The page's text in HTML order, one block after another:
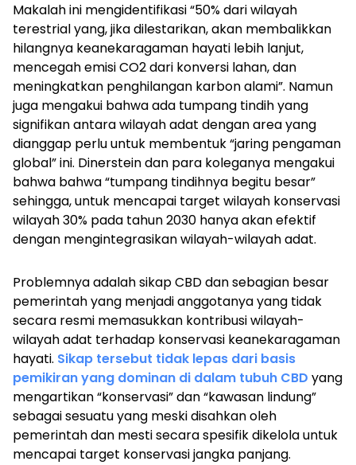
Makalah ini mengidentifikasi “50% dari wilayah
terestrial yang, jika dilestarikan, akan membalikkan
hilangnya keanekaragaman hayati lebih lanjut,
mencegah emisi CO2 dari konversi lahan, dan
meningkatkan penghilangan karbon alami”. Namun
juga mengakui bahwa ada tumpang tindih yang
signifikan antara wilayah adat dengan area yang
dianggap perlu untuk membentuk “jaring pengaman
global” ini. Dinerstein dan para koleganya mengakui
bahwa bahwa “tumpang tindihnya begitu besar”
sehingga, untuk mencapai target wilayah konservasi
wilayah 30% pada tahun 2030 hanya akan efektif
dengan mengintegrasikan wilayah-wilayah adat.
Problemnya adalah sikap CBD dan sebagian besar
pemerintah yang menjadi anggotanya yang tidak
secara resmi memasukkan kontribusi wilayah-
wilayah adat terhadap konservasi keanekaragaman
hayati. Sikap tersebut tidak lepas dari basis
pemikiran yang dominan di dalam tubuh CBD yang
mengartikan “konservasi” dan “kawasan lindung”
sebagai sesuatu yang meski disahkan oleh
pemerintah dan mesti secara spesifik dikelola untuk
mencapai target konservasi jangka panjang.